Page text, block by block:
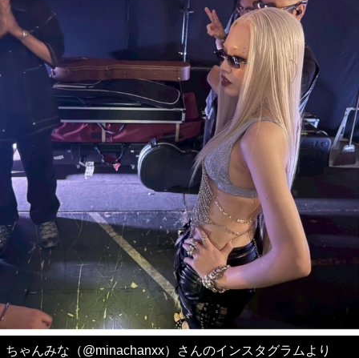
ちゃんみな（@minachanxx）さんのインスタグラムより